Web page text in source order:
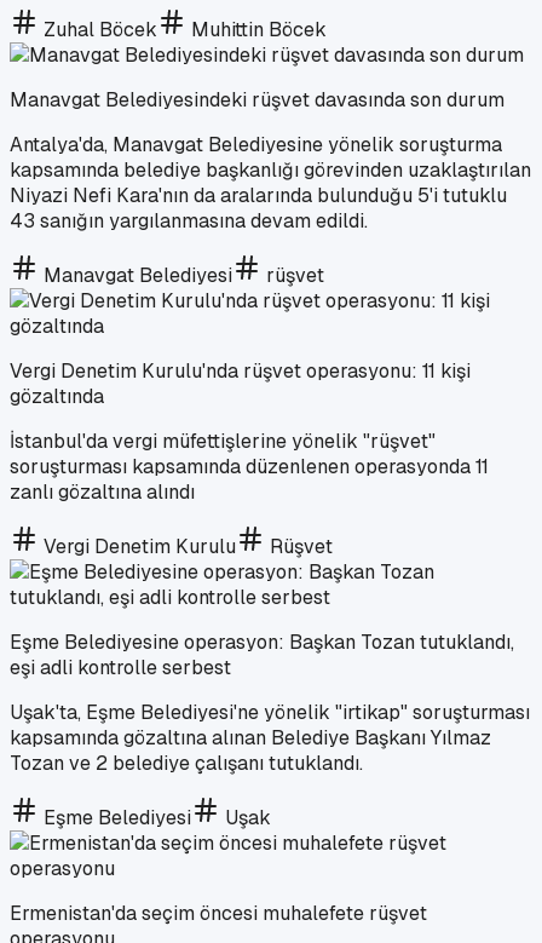
Zuhal Böcek Muhittin Böcek
Manavgat Belediyesindeki rüşvet davasında son durum
Antalya'da, Manavgat Belediyesine yönelik soruşturma
kapsamında belediye başkanlığı görevinden uzaklaştırılan
Niyazi Nefi Kara'nın da aralarında bulunduğu 5'i tutuklu
43 sanığın yargılanmasına devam edildi.
Manavgat Belediyesi rüşvet
Vergi Denetim Kurulu'nda rüşvet operasyonu: 11 kişi
gözaltında
İstanbul'da vergi müfettişlerine yönelik "rüşvet"
soruşturması kapsamında düzenlenen operasyonda 11
zanlı gözaltına alındı
Vergi Denetim Kurulu Rüşvet
Eşme Belediyesine operasyon: Başkan Tozan tutuklandı,
eşi adli kontrolle serbest
Uşak'ta, Eşme Belediyesi'ne yönelik "irtikap" soruşturması
kapsamında gözaltına alınan Belediye Başkanı Yılmaz
Tozan ve 2 belediye çalışanı tutuklandı.
Eşme Belediyesi Uşak
Ermenistan'da seçim öncesi muhalefete rüşvet